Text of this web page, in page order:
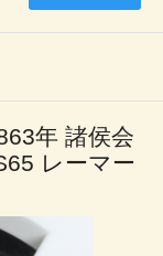
年 諸侯会
レーマー